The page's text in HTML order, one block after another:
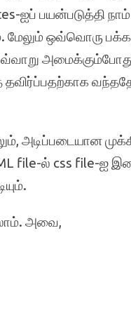
பயன்படுத்தி நாம்
மேலும் ஒவ்வொரு
தவிர்ப்பதற்காக
அடிப்படையான
file-ல் css file-ஐ
அவை,